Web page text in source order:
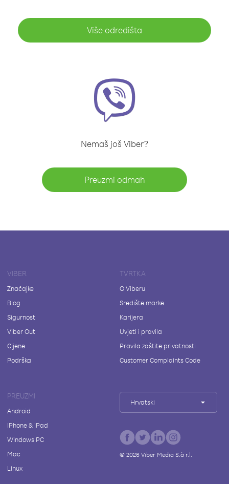
Više odredišta
Nemaš još Viber?
Preuzmi odmah
VIBER
Značajke
Blog
Sigurnost
Viber Out
Cijene
Podrška
TVRTKA
O Viberu
Središte marke
Karijera
Uvjeti i pravila
Pravila zaštite privatnosti
Customer Complaints Code
PREUZMI
Android
iPhone & iPad
Windows PC
Mac
Linux
Hrvatski
© 2026Viber Media S.à r.l.